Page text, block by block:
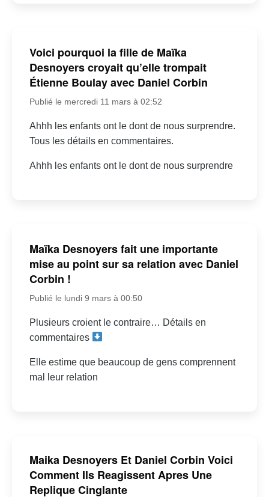
Voici pourquoi la fille de Maïka
Desnoyers croyait qu’elle trompait
Étienne Boulay avec Daniel Corbin
Publié le mercredi 11 mars à 02:52
Ahhh les enfants ont le dont de nous surprendre.
Tous les détails en commentaires.
Ahhh les enfants ont le dont de nous surprendre
Maïka Desnoyers fait une importante
mise au point sur sa relation avec Daniel
Corbin !
Publié le lundi 9 mars à 00:50
Plusieurs croient le contraire… Détails en
commentaires
Elle estime que beaucoup de gens comprennent
mal leur relation
Maika Desnoyers Et Daniel Corbin Voici
Comment Ils Reagissent Apres Une
Replique Cinglante